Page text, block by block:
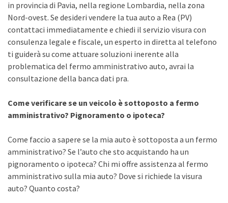
in provincia di Pavia, nella regione Lombardia, nella zona
Nord-ovest. Se desideri vendere la tua auto a Rea (PV)
contattaci immediatamente e chiedi il servizio visura con
consulenza legale e fiscale, un esperto in diretta al telefono
ti guiderà su come attuare soluzioni inerente alla
problematica del fermo amministrativo auto, avrai la
consultazione della banca dati pra.
Come verificare se un veicolo è sottoposto a fermo
amministrativo? Pignoramento o ipoteca?
Come faccio a sapere se la mia auto è sottoposta a un fermo
amministrativo? Se l’auto che sto acquistando ha un
pignoramento o ipoteca? Chi mi offre assistenza al fermo
amministrativo sulla mia auto? Dove si richiede la visura
auto? Quanto costa?